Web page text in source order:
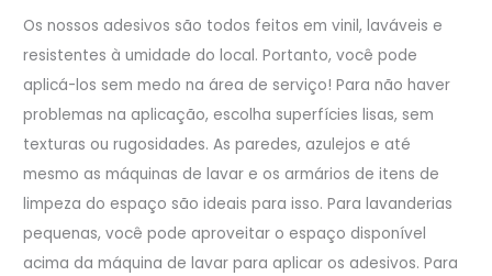
Os nossos adesivos são todos feitos em vinil, laváveis e
resistentes à umidade do local. Portanto, você pode
aplicá-los sem medo na área de serviço! Para não haver
problemas na aplicação, escolha superfícies lisas, sem
texturas ou rugosidades. As paredes, azulejos e até
mesmo as máquinas de lavar e os armários de itens de
limpeza do espaço são ideais para isso. Para lavanderias
pequenas, você pode aproveitar o espaço disponível
acima da máquina de lavar para aplicar os adesivos. Para